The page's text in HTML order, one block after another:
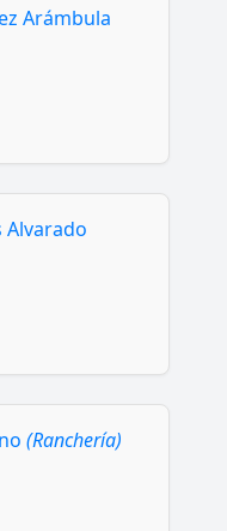
Arámbula
Alvarado
(Ranchería)